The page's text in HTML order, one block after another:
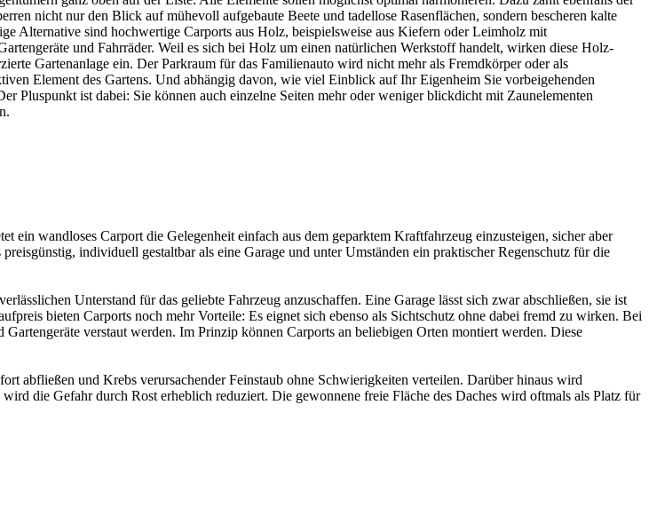
nicht nur den Blick auf mühevoll aufgebaute Beete und tadellose Rasenflächen, sondern bescheren kalte
Alternative sind hochwertige Carports aus Holz, beispielsweise aus Kiefern oder Leimholz mit
und Fahrräder. Weil es sich bei Holz um einen natürlichen Werkstoff handelt, wirken diese Holz-
Gartenanlage ein. Der Parkraum für das Familienauto wird nicht mehr als Fremdkörper oder als
Element des Gartens. Und abhängig davon, wie viel Einblick auf Ihr Eigenheim Sie vorbeigehenden
Pluspunkt ist dabei: Sie können auch einzelne Seiten mehr oder weniger blickdicht mit Zaunelementen
wandloses Carport die Gelegenheit einfach aus dem geparktem Kraftfahrzeug einzusteigen, sicher aber
individuell gestaltbar als eine Garage und unter Umständen ein praktischer Regenschutz für die
Unterstand für das geliebte Fahrzeug anzuschaffen. Eine Garage lässt sich zwar abschließen, sie ist
bieten Carports noch mehr Vorteile: Es eignet sich ebenso als Sichtschutz ohne dabei fremd zu wirken. Bei
verstaut werden. Im Prinzip können Carports an beliebigen Orten montiert werden. Diese
abfließen und Krebs verursachender Feinstaub ohne Schwierigkeiten verteilen. Darüber hinaus wird
die Gefahr durch Rost erheblich reduziert. Die gewonnene freie Fläche des Daches wird oftmals als Platz für